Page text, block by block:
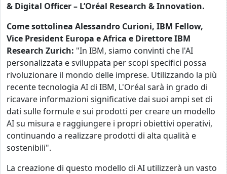
& Digital Officer – L’Oréal Research & Innovation.
Come sottolinea Alessandro Curioni, IBM Fellow,
Vice President Europa e Africa e Direttore IBM
Research Zurich: "In IBM, siamo convinti che l'AI
personalizzata e sviluppata per scopi specifici possa
rivoluzionare il mondo delle imprese. Utilizzando la più
recente tecnologia AI di IBM, L'Oréal sarà in grado di
ricavare informazioni significative dai suoi ampi set di
dati sulle formule e sui prodotti per creare un modello
AI su misura e raggiungere i propri obiettivi operativi,
continuando a realizzare prodotti di alta qualità e
sostenibili".
La creazione di questo modello di AI utilizzerà un vasto